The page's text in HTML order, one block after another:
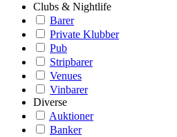
Clubs & Nightlife
Barer
Private Klubber
Pub
Stripbarer
Venues
Vinbarer
Diverse
Auktioner
Banker